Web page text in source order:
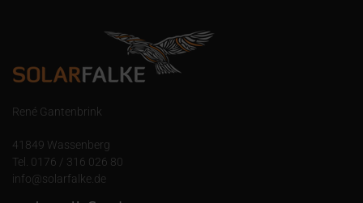
René Gantenbrink
41849 Wassenberg
Tel. 0176 / 316 026 80
info@solarfalke.de